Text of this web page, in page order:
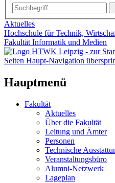
Aktuelles
Hochschule für Technik,
Fakultät Informatik und Medien
Seiten Haupt-Navigation
Hauptmenü
Fakultät
Aktuelles
Über die Fakultät
Leitung und Ämter
Personen
Technische
Veranstaltungsbüro
Alumni-Netzwerk
Lageplan